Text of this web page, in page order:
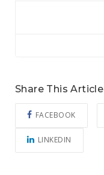
Share This Article
FACEBOOK
LINKEDIN